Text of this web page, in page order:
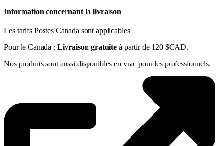
Information concernant la livraison
Les tarifs Postes Canada sont applicables.
Pour le Canada : Livraison gratuite à partir de 120 $CAD.
Nos produits sont aussi disponibles en vrac pour les professionnels.